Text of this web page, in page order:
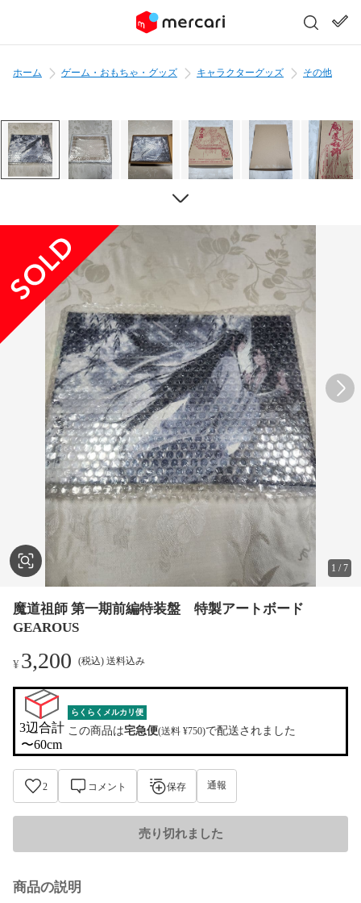
ホーム ゲーム・おもちゃ・グッズ キャラクターグッズ その他
1 /7
魔道祖師 第一期前編特装盤 特製アートボード
GEAROUS
¥3,200 (税込) 送料込み
3辺合計
〜60cm
らくらくメルカリ便
この商品は宅急便(送料 ¥750)で配送されました
2 コメント 保存 通報
売り切れました
商品の説明